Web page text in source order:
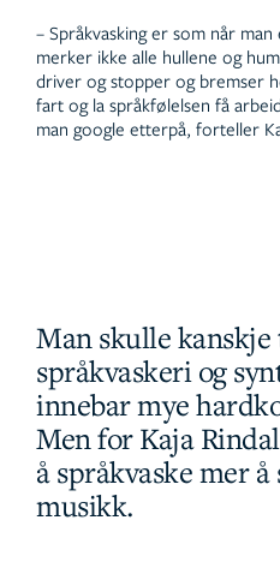
– Språkvasking er som når
merker ikke alle hullene og
driver og stopper og bremser
fart og la språkfølelsen få
man google etterpå, forteller
Man skulle
språkvaskeri og
innebar mye
Men for Kaja
å språkvaske mer
musikk.